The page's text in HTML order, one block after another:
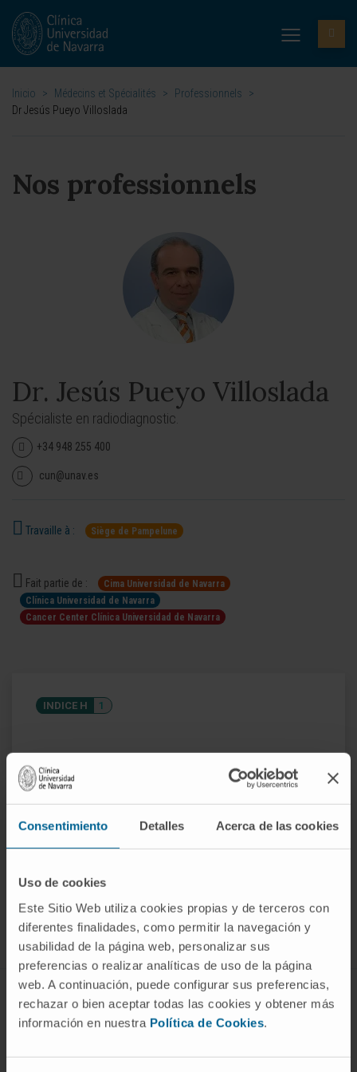
Consentimiento Detalles Acerca de las cookies
Uso de cookies
Este Sitio Web utiliza cookies propias y de terceros con
diferentes finalidades, como permitir la navegación y
usabilidad de la página web, personalizar sus
preferencias o realizar analíticas de uso de la página
web. A continuación, puede configurar sus preferencias,
rechazar o bien aceptar todas las cookies y obtener más
información en nuestra Política de Cookies.
Inicio > Médecins et Spécialités > Professionnels
>
Dr Jesús Pueyo Villoslada
Nos professionnels
Dr. Jesús Pueyo Villoslada
Spécialiste en radiodiagnostic.
+34 948 255 400
cun@unav.es
Travaille à : Siège de Pampelune
Fait partie de :
Cima Universidad de Navarra
Clínica Universidad de Navarra
Cancer Center Clínica Universidad de Navarra
INDICE H 1
Suivez-nous
MALADIES ET TRAITEMENTS
Maladies
Examens diagnostiques